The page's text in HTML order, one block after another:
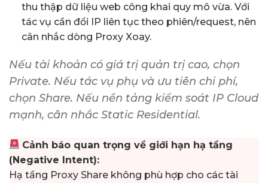
thu thập dữ liệu web công khai quy mô vừa. Với
tác vụ cần đổi IP liên tục theo phiên/request, nên
cân nhắc dòng Proxy Xoay.
Nếu tài khoản có giá trị quản trị cao, chọn
Private. Nếu tác vụ phụ và ưu tiên chi phí,
chọn Share. Nếu nền tảng kiểm soát IP Cloud
mạnh, cân nhắc Static Residential.
Cảnh báo quan trọng về giới hạn hạ tầng
(Negative Intent):
Hạ tầng Proxy Share không phù hợp cho các tài